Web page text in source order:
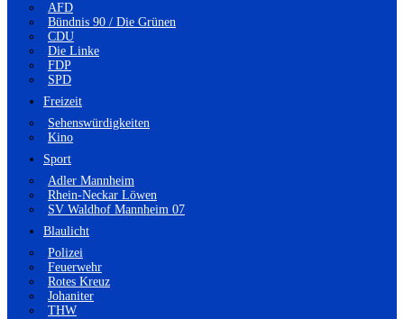
AFD
Bündnis 90 / Die Grünen
CDU
Die Linke
FDP
SPD
Freizeit
Sehenswürdigkeiten
Kino
Sport
Adler Mannheim
Rhein-Neckar Löwen
SV Waldhof Mannheim 07
Blaulicht
Polizei
Feuerwehr
Rotes Kreuz
Johaniter
THW